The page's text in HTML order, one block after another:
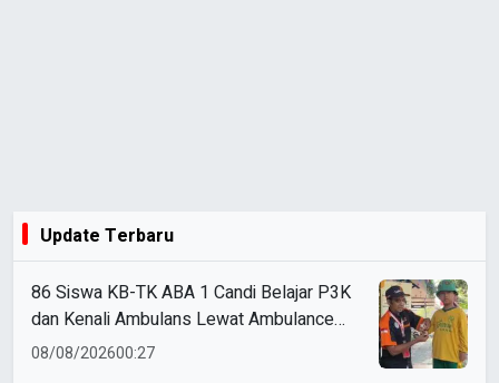
Update Terbaru
86 Siswa KB-TK ABA 1 Candi Belajar P3K
dan Kenali Ambulans Lewat Ambulance
Goes to Schools
08/08/202600:27